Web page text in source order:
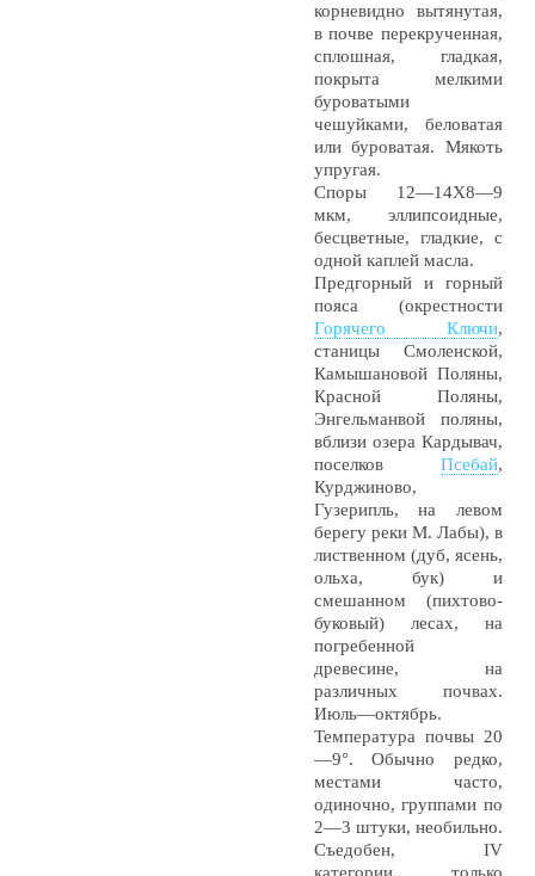
корневидно вытянутая,
в почве перекрученная,
сплошная, гладкая,
покрыта мелкими
буроватыми
чешуйками, беловатая
или буроватая. Мякоть
упругая.
Споры 12—14X8—9
мкм, эллипсоидные,
бесцветные, гладкие, с
одной каплей масла.
Предгорный и горный
пояса (окрестности
Горячего Ключи,
станицы Смоленской,
Камышановой Поляны,
Красной Поляны,
Энгельманвой поляны,
вблизи озера Кардывач,
поселков Псебай,
Курджиново,
Гузерипль, на левом
берегу реки М. Лабы), в
лиственном (дуб, ясень,
ольха, бук) и
смешанном (пихтово-
буковый) лесах, на
погребенной
древесине, на
различных почвах.
Июль—октябрь.
Температура почвы 20
—9°. Обычно редко,
местами часто,
одиночно, группами по
2—3 штуки, необильно.
Съедобен, IV